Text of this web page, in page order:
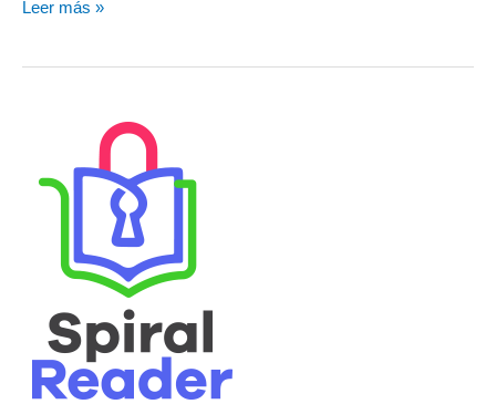
Leer más »
nueva
versión
Reader